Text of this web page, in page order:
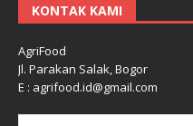
KONTAK KAMI
AgriFood
Jl. Parakan Salak, Bogor
E : agrifood.id@gmail.com